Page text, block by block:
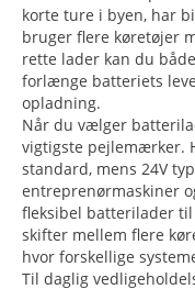
korte ture i byen, har
bruger flere køretøjer
rette lader kan du
forlænge batteriets
opladning.
Når du vælger
vigtigste pejlemærker.
standard, mens 24V
entreprenørmaskiner
fleksibel batterilader
skifter mellem flere
hvor forskellige
Til daglig